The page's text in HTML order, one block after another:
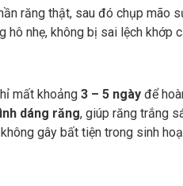
răng thật, sau đó chụp mão
nhẹ, không bị sai lệch khớp
mất khoảng 3 – 5 ngày để
dáng răng, giúp răng trắng
gây bất tiện trong sinh